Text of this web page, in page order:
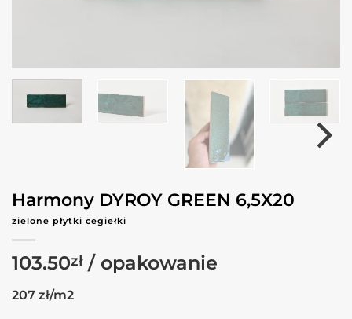
Harmony DYROY GREEN 6,5X20
zielone płytki cegiełki
103.50zł
207 zł/m2